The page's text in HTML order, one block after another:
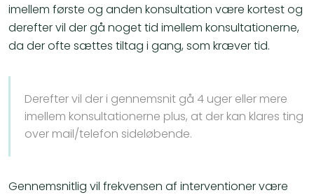
imellem første og anden konsultation være kortest og
derefter vil der gå noget tid imellem konsultationerne,
da der ofte sættes tiltag i gang, som kræver tid.
Derefter vil der i gennemsnit gå 4 uger eller mere
imellem konsultationerne plus, at der kan klares ting
over mail/telefon sideløbende.
Gennemsnitlig vil frekvensen af interventioner være